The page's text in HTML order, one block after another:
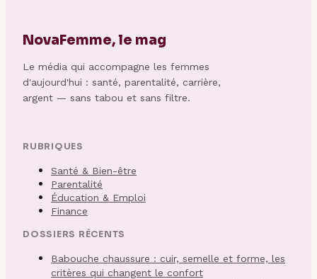
NovaFemme, le mag
Le média qui accompagne les femmes
d'aujourd'hui : santé, parentalité, carrière,
argent — sans tabou et sans filtre.
RUBRIQUES
Santé & Bien-être
Parentalité
Éducation & Emploi
Finance
DOSSIERS RÉCENTS
Babouche chaussure : cuir, semelle et forme, les
critères qui changent le confort